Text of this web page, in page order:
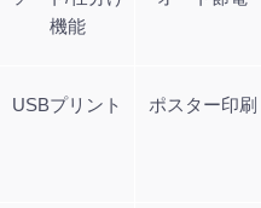
機能
USBプリント ポスター印刷